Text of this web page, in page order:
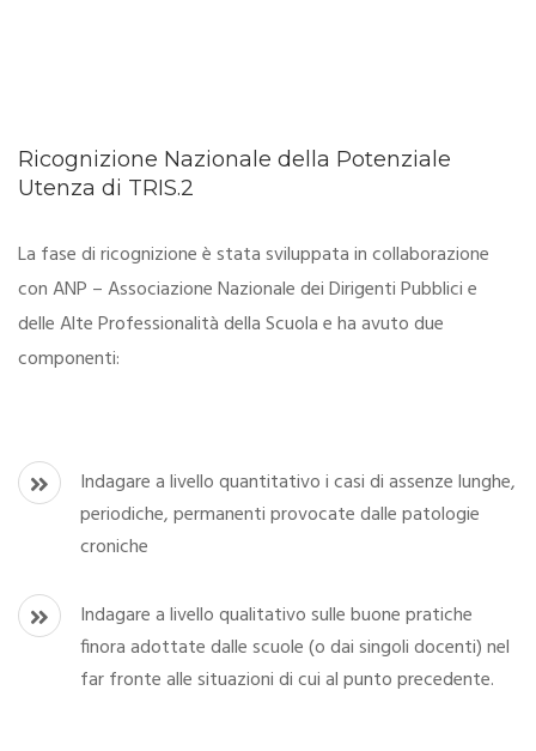
Ricognizione Nazionale della Potenziale
Utenza di TRIS.2
La fase di ricognizione è stata sviluppata in collaborazione
con ANP – Associazione Nazionale dei Dirigenti Pubblici e
delle Alte Professionalità della Scuola e ha avuto due
componenti:
Indagare a livello quantitativo i casi di assenze lunghe,
periodiche, permanenti provocate dalle patologie
croniche
Indagare a livello qualitativo sulle buone pratiche
finora adottate dalle scuole (o dai singoli docenti) nel
far fronte alle situazioni di cui al punto precedente.